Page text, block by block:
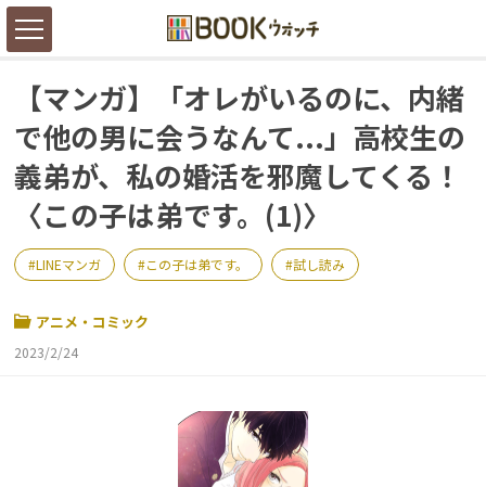
【マンガ】「オレがいるのに、内緒
で他の男に会うなんて...」高校生の
義弟が、私の婚活を邪魔してくる！
〈この子は弟です。(1)〉
LINEマンガ この子は弟です。 試し読み
アニメ・コミック
2023/2/24